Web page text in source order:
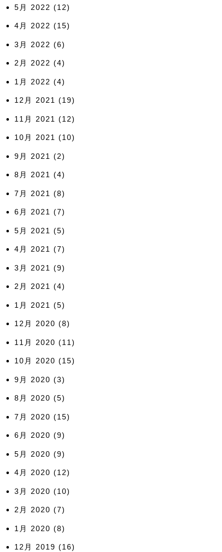
5月 2022 (12)
4月 2022 (15)
3月 2022 (6)
2月 2022 (4)
1月 2022 (4)
12月 2021 (19)
11月 2021 (12)
10月 2021 (10)
9月 2021 (2)
8月 2021 (4)
7月 2021 (8)
6月 2021 (7)
5月 2021 (5)
4月 2021 (7)
3月 2021 (9)
2月 2021 (4)
1月 2021 (5)
12月 2020 (8)
11月 2020 (11)
10月 2020 (15)
9月 2020 (3)
8月 2020 (5)
7月 2020 (15)
6月 2020 (9)
5月 2020 (9)
4月 2020 (12)
3月 2020 (10)
2月 2020 (7)
1月 2020 (8)
12月 2019 (16)